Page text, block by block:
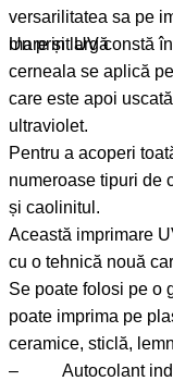
versarilitatea sa pe
mare și largă
Un print UV constă într-o tehnică de printare prin care
cerneala se aplică pe un material sau obiect de
care este apoi uscată instant de
ultraviolet.
Pentru a acoperi toată suprafața printată sunt utilizate
numeroase tipuri de compuși, incluzând carbonatul de calciu
și caolinitul.
Această imprimare
cu o tehnică nouă
Se poate folosi pe o gamă largă de materiale, astfel încât se
poate imprima pe plastic, metal, hârtie, carton, plăci
– Autocolant industrial UV pentru semne si indicatoare